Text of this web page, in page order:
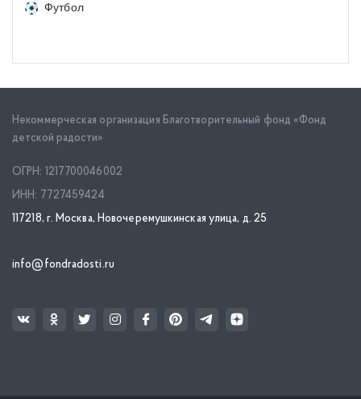
Футбол
Некоммерческая организация Благотворительный фонд «Фонд
детской радости»
ОГРН: 1217700046002
ИНН: 7727459424
117218, г. Москва, Новочеремушкинская улица, д. 25
info@fondradosti.ru